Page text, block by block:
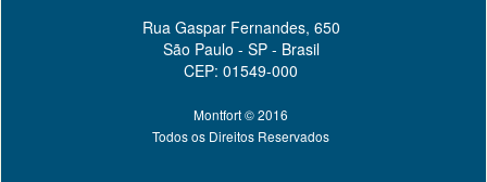
Rua Gaspar Fernandes, 650
São Paulo - SP - Brasil
CEP: 01549-000
Montfort © 2016
Todos os Direitos Reservados